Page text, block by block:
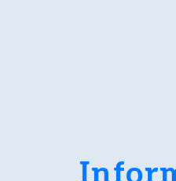
浜市立大学